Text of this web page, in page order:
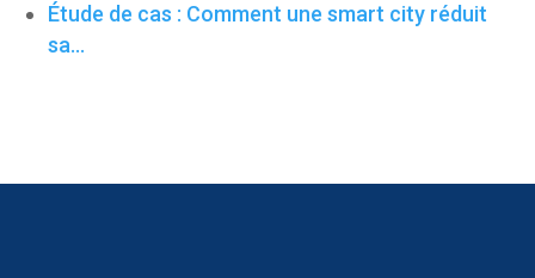
Étude de cas : Comment une smart city réduit
sa…